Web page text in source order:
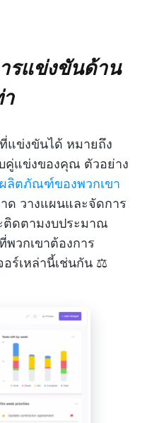
รแข่งขันด้าน
แข่งขันได้ หมายถึง
คู่แข่งของคุณ ตัวอย่าง
ลิตภัณฑ์ของพวกเขา
ด วางแผนและจัดการ
ติดตามงบประมาณ
วกเขาต้องการ
ร์เหล่านี้เช่นกัน ⚖️